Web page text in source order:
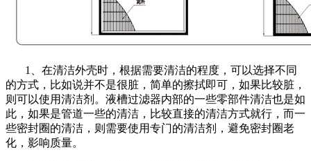
1、在清洁外壳时，根据需要清洁的程度，可以选择不同
的方式，比如说并不是很脏，简单的擦拭即可，如果比较脏，
则可以使用清洁剂。液槽过滤器内部的一些零部件清洁也是如
此，如果是管道一些的清洁，比较直接的清洁方式就行，而一
些密封圈的清洁，则需要使用专门的清洁剂，避免密封圈老
化，影响质量。